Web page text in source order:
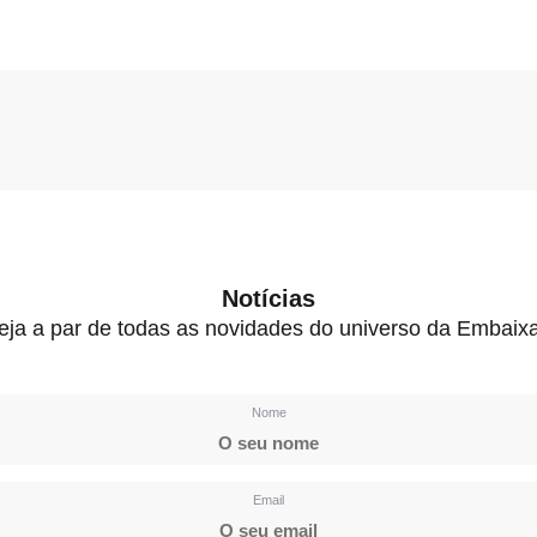
Notícias
a par de todas as novidades do universo da
Nome
Email